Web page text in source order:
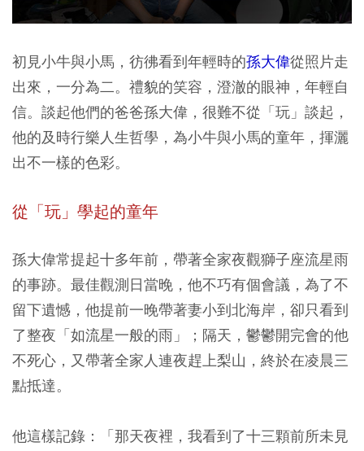
初見小牛與小馬，彷彿看到年輕時的孫大偉從照片走
出來，一分為二。禮貌的笑容，澄澈的眼神，年輕自
信。談起他們的爸爸孫大偉，很難不從「玩」談起，
他的及時行樂人生哲學，為小牛與小馬的童年，揮灑
出不一樣的色彩。
從「玩」學起的童年
孫大偉常提起十多年前，帶著全家夜觀獅子座流星雨
的事跡。最佳觀測日當晚，他不巧有個會議，為了不
留下遺憾，他提前一晚帶著妻小到北海岸，卻只看到
了整夜「如流星一般的雨」；隔天，鬱鬱開完會的他
不死心，又帶著全家人連夜趕上梨山，終於在凌晨三
點抵達。
他這樣記錄：「那天夜裡，我看到了十三顆前所未見